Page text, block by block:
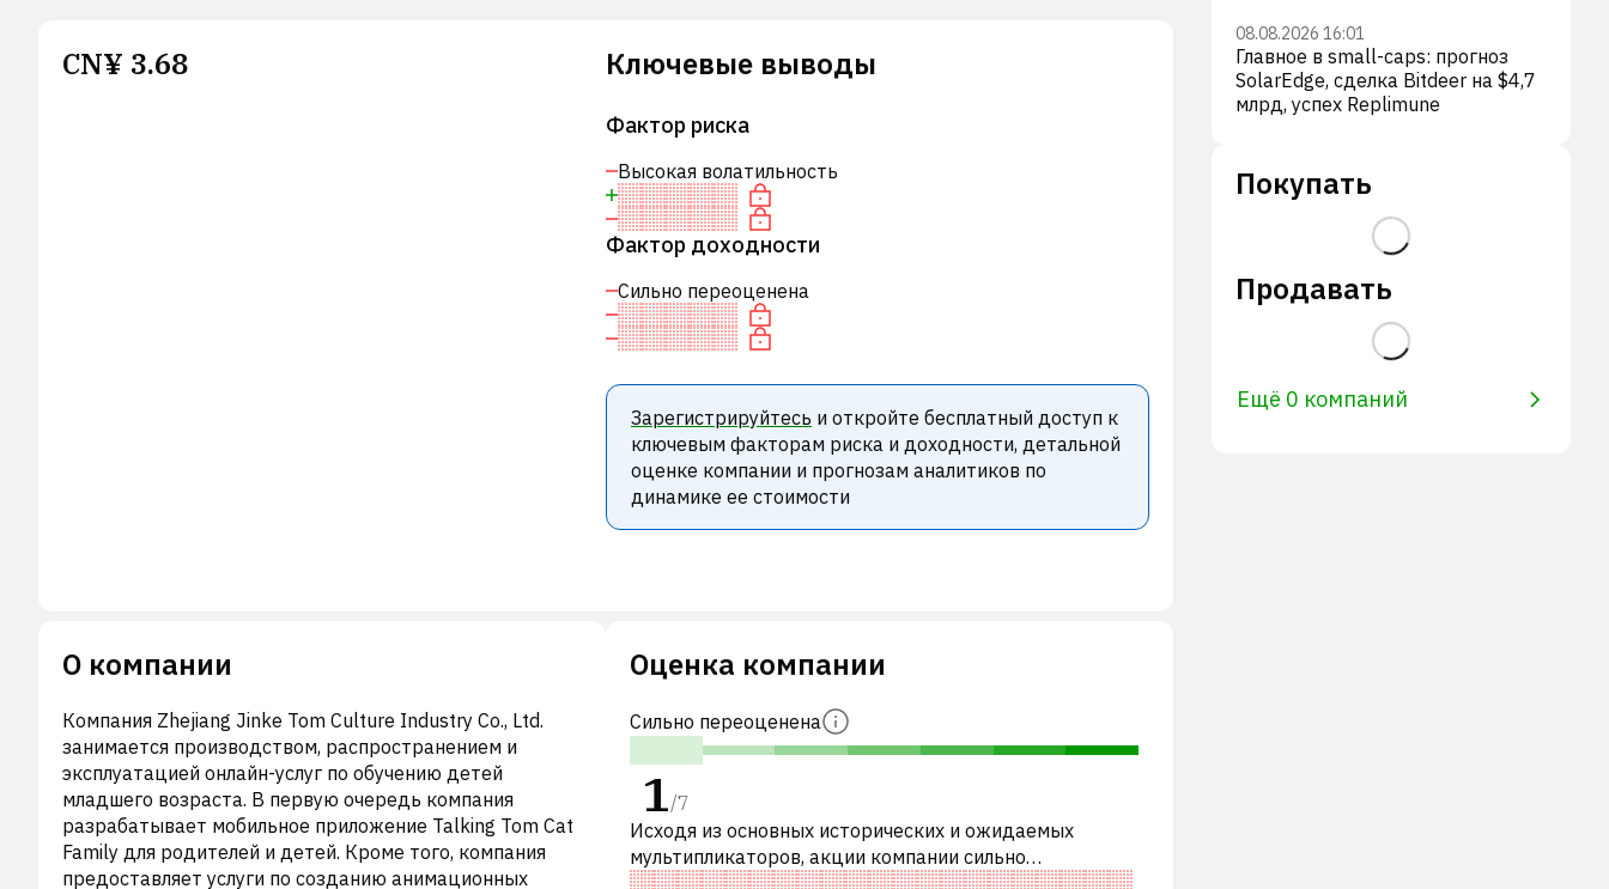
CN¥ 3.68 Ключевые выводы
Фактор риска
Высокая волатильность
Фактор доходности
Сильно переоценена
Зарегистрируйтесь и откройте бесплатный доступ к
ключевым факторам риска и доходности, детальной
оценке компании и прогнозам аналитиков по
динамике ее стоимости
О компании
Компания Zhejiang Jinke Tom Culture Industry Co., Ltd.
занимается производством, распространением и
эксплуатацией онлайн-услуг по обучению детей
младшего возраста. В первую очередь компания
разрабатывает мобильное приложение Talking Tom Cat
Family для родителей и детей. Кроме того, компания
предоставляет услуги по созданию анимационных
Оценка компании
Сильно переоценена
1/7
Исходя из основных исторических и ожидаемых
мультипликаторов, акции компании сильно
переоценены по сравнению с аналогичными
08.08.2026 16:01
Главное в small-caps: прогноз
SolarEdge, сделка Bitdeer на $4,7
млрд, успех Replimune
Покупать
Продавать
Ещё 0 компаний